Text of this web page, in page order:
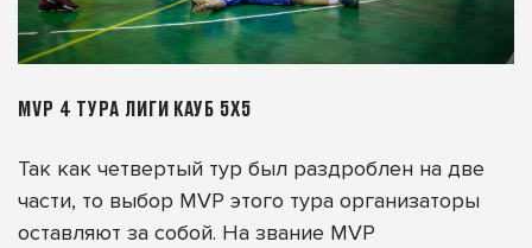
MVP 4 ТУРА ЛИГИ КАУБ 5Х5
Так как четвертый тур был раздроблен на две
части, то выбор MVP этого тура организаторы
оставляют за собой. На звание MVP